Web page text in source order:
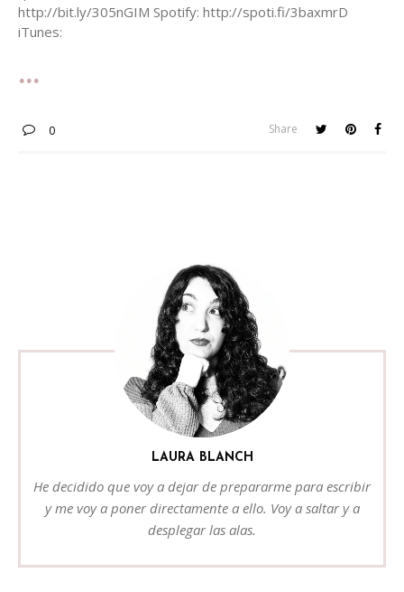
​http://bit.ly/305nGIM Spotify: http://spoti.fi/3baxmrD
iTunes:
0 Share
LAURA BLANCH
He decidido que voy a dejar de prepararme para escribir
y me voy a poner directamente a ello. Voy a saltar y a
desplegar las alas.